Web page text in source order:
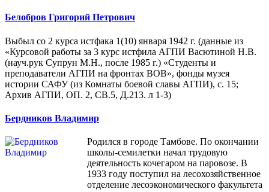
Белобров Григорий Петрович
Выбыл со 2 курса истфака 1(10) января 1942 г. (данные из
«Курсовой работы за 3 курс истфила АГПИ Васютиной Н.В.
(науч.рук Супрун М.Н., после 1985 г.) «Студенты и
преподаватели АГПИ на фронтах ВОВ», фонды музея
истории САФУ (из Комнаты боевой славы АГПИ), с. 15;
Архив АГПИ, ОП. 2, СВ.5, Д.213. л 1-3)
Бердников Владимир
Родился в городе Тамбове. По окончании
школы-семилетки начал трудовую
деятельность кочегаром на паровозе. В
1933 году поступил на лесохозяйственное
отделение лесоэкономического факультета